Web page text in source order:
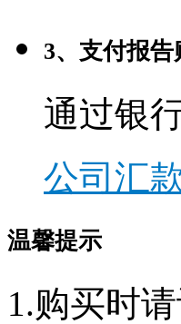
3、支付报
通过银
公司汇
温馨提示
1.购买时